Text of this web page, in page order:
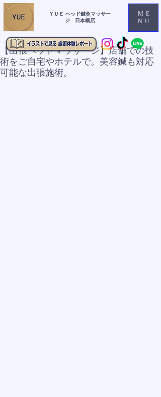
ＹＵＥ ヘッド鍼灸マッサー
ジ 日本橋店
ME
NU
【出張ヘッドマッサージ】店舗での技
術をご自宅やホテルで。美容鍼も対応
可能な出張施術。